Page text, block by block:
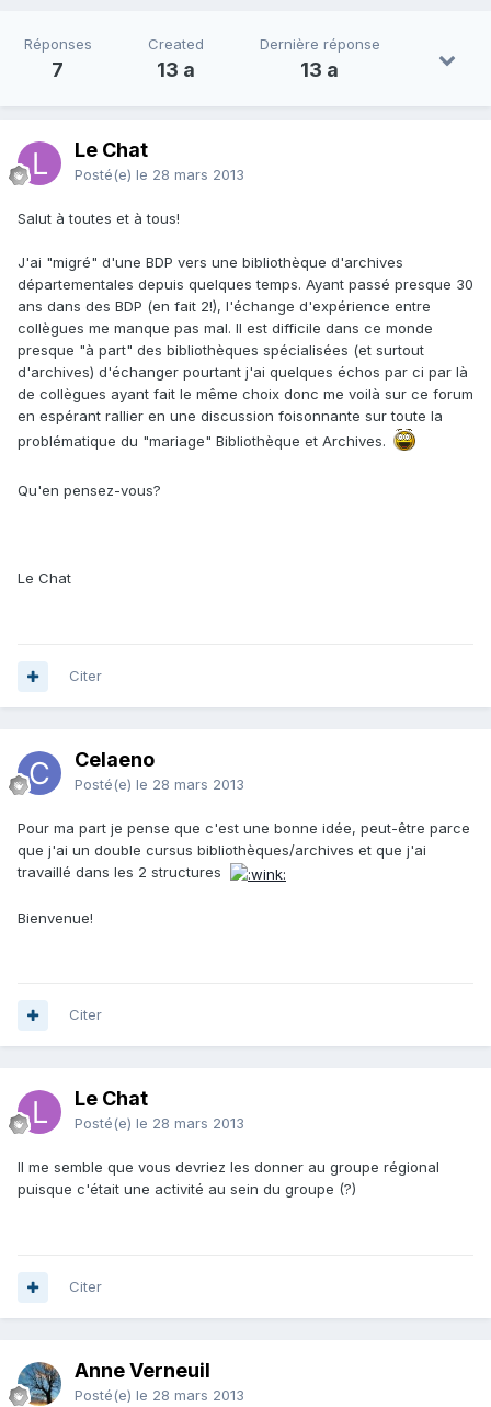
Réponses
7
Created
13 a
Dernière réponse
13 a
Le Chat
Posté(e) le 28 mars 2013
Salut à toutes et à tous!
J'ai "migré" d'une BDP vers une bibliothèque d'archives
départementales depuis quelques temps. Ayant passé presque 30
ans dans des BDP (en fait 2!), l'échange d'expérience entre
collègues me manque pas mal. Il est difficile dans ce monde
presque "à part" des bibliothèques spécialisées (et surtout
d'archives) d'échanger pourtant j'ai quelques échos par ci par là
de collègues ayant fait le même choix donc me voilà sur ce forum
en espérant rallier en une discussion foisonnante sur toute la
problématique du "mariage" Bibliothèque et Archives.
Qu'en pensez-vous?
Le Chat
Citer
Celaeno
Posté(e) le 28 mars 2013
Pour ma part je pense que c'est une bonne idée, peut-être parce
que j'ai un double cursus bibliothèques/archives et que j'ai
travaillé dans les 2 structures
Bienvenue!
Citer
Le Chat
Posté(e) le 28 mars 2013
Il me semble que vous devriez les donner au groupe régional
puisque c'était une activité au sein du groupe (?)
Citer
Anne Verneuil
Posté(e) le 28 mars 2013